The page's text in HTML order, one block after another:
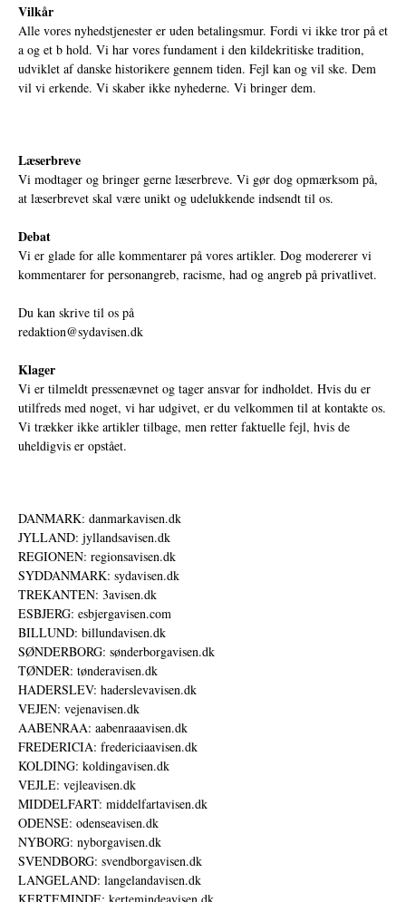
Vilkår
Alle vores nyhedstjenester er uden betalingsmur. Fordi vi ikke tror på et
a og et b hold. Vi har vores fundament i den kildekritiske tradition,
udviklet af danske historikere gennem tiden. Fejl kan og vil ske. Dem
vil vi erkende. Vi skaber ikke nyhederne. Vi bringer dem.
Læserbreve
Vi modtager og bringer gerne læserbreve. Vi gør dog opmærksom på,
at læserbrevet skal være unikt og udelukkende indsendt til os.
Debat
Vi er glade for alle kommentarer på vores artikler. Dog modererer vi
kommentarer for personangreb, racisme, had og angreb på privatlivet.
Du kan skrive til os på
redaktion@sydavisen.dk
Klager
Vi er tilmeldt pressenævnet og tager ansvar for indholdet. Hvis du er
utilfreds med noget, vi har udgivet, er du velkommen til at kontakte os.
Vi trækker ikke artikler tilbage, men retter faktuelle fejl, hvis de
uheldigvis er opstået.
DANMARK: danmarkavisen.dk
JYLLAND: jyllandsavisen.dk
REGIONEN: regionsavisen.dk
SYDDANMARK: sydavisen.dk
TREKANTEN: 3avisen.dk
ESBJERG: esbjergavisen.com
BILLUND: billundavisen.dk
SØNDERBORG: sønderborgavisen.dk
TØNDER: tønderavisen.dk
HADERSLEV: haderslevavisen.dk
VEJEN: vejenavisen.dk
AABENRAA: aabenraaavisen.dk
FREDERICIA: fredericiaavisen.dk
KOLDING: koldingavisen.dk
VEJLE: vejleavisen.dk
MIDDELFART: middelfartavisen.dk
ODENSE: odenseavisen.dk
NYBORG: nyborgavisen.dk
SVENDBORG: svendborgavisen.dk
LANGELAND: langelandavisen.dk
KERTEMINDE: kertemindeavisen.dk